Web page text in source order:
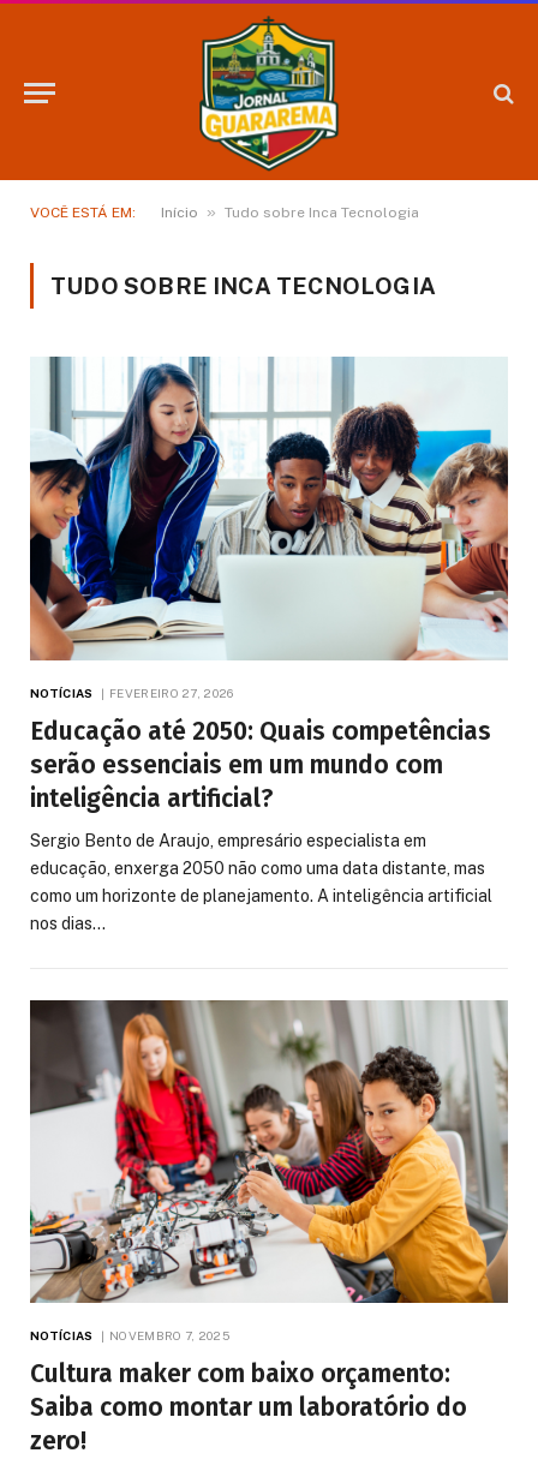
VOCÊ ESTÁ EM: Início » Tudo sobre Inca Tecnologia
TUDO SOBRE INCA TECNOLOGIA
NOTÍCIAS FEVEREIRO 27, 2026
Educação até 2050: Quais competências
serão essenciais em um mundo com
inteligência artificial?
Sergio Bento de Araujo, empresário especialista em
educação, enxerga 2050 não como uma data distante, mas
como um horizonte de planejamento. A inteligência artificial
nos dias…
NOTÍCIAS NOVEMBRO 7, 2025
Cultura maker com baixo orçamento:
Saiba como montar um laboratório do
zero!